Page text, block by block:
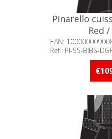
Pinarello
Red /
EAN:
Ref.: PI-S5-BIBS-